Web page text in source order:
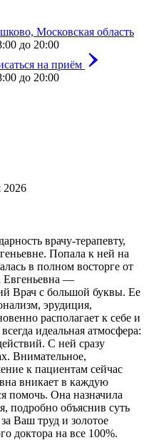
Московская область
до 20:00
на приём
до 20:00
2026
врачу-терапевту,
Попала к ней на
в полном восторге от
Евгеньевна —
Врач с большой буквы. Ее
эрудиция,
располагает к себе и
идеальная атмосфера:
С ней сразу
Внимательное,
к пациентам сейчас
вникает в каждую
помочь. Она назначила
подробно объяснив суть
Ваш труд и золотое
доктора на все 100%.